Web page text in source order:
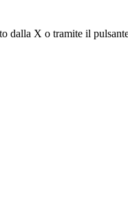
dalla X o tramite il